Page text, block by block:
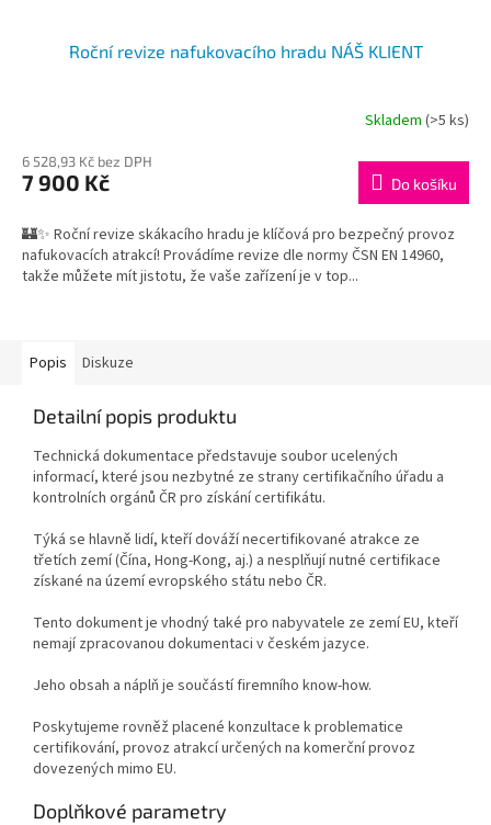
Roční revize nafukovacího hradu NÁŠ KLIENT
Skladem (>5 ks)
6 528,93 Kč bez DPH
7 900 Kč Do košíku
🏰✨ Roční revize skákacího hradu je klíčová pro bezpečný provoz
nafukovacích atrakcí! Provádíme revize dle normy ČSN EN 14960,
takže můžete mít jistotu, že vaše zařízení je v top...
Popis Diskuze
Detailní popis produktu
Technická dokumentace představuje soubor ucelených
informací, které jsou nezbytné ze strany certifikačního úřadu a
kontrolních orgánů ČR pro získání certifikátu.
Týká se hlavně lidí, kteří dováží necertifikované atrakce ze
třetích zemí (Čína, Hong-Kong, aj.) a nesplňují nutné certifikace
získané na území evropského státu nebo ČR.
Tento dokument je vhodný také pro nabyvatele ze zemí EU, kteří
nemají zpracovanou dokumentaci v českém jazyce.
Jeho obsah a náplň je součástí firemního know-how.
Poskytujeme rovněž placené konzultace k problematice
certifikování, provoz atrakcí určených na komerční provoz
dovezených mimo EU.
Doplňkové parametry